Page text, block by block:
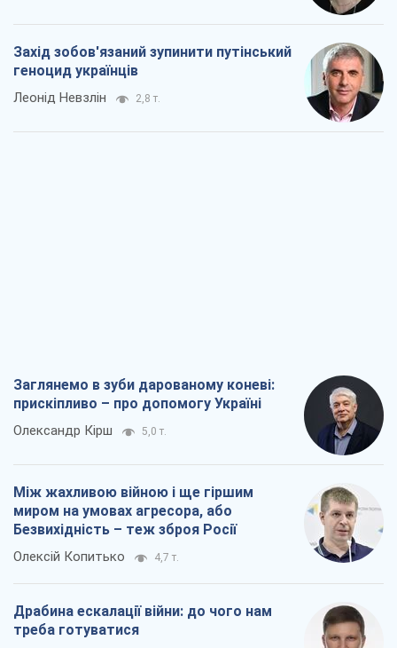
Захід зобов'язаний зупинити путінський
геноцид українців
Леонід Невзлін 2,8 т.
Заглянемо в зуби дарованому коневі:
прискіпливо – про допомогу Україні
Олександр Кірш 5,0 т.
Між жахливою війною і ще гіршим
миром на умовах агресора, або
Безвихідність – теж зброя Росії
Олексій Копитько 4,7 т.
Драбина ескалації війни: до чого нам
треба готуватися